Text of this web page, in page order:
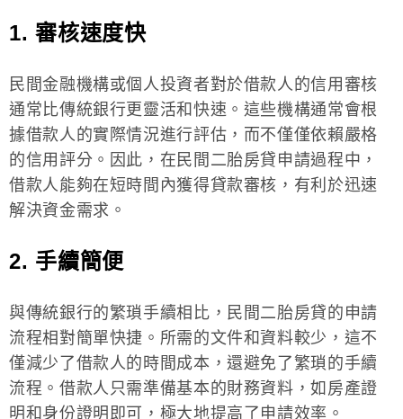
1. 審核速度快
民間金融機構或個人投資者對於借款人的信用審核
通常比傳統銀行更靈活和快速。這些機構通常會根
據借款人的實際情況進行評估，而不僅僅依賴嚴格
的信用評分。因此，在民間二胎房貸申請過程中，
借款人能夠在短時間內獲得貸款審核，有利於迅速
解決資金需求。
2. 手續簡便
與傳統銀行的繁瑣手續相比，民間二胎房貸的申請
流程相對簡單快捷。所需的文件和資料較少，這不
僅減少了借款人的時間成本，還避免了繁瑣的手續
流程。借款人只需準備基本的財務資料，如房產證
明和身份證明即可，極大地提高了申請效率。